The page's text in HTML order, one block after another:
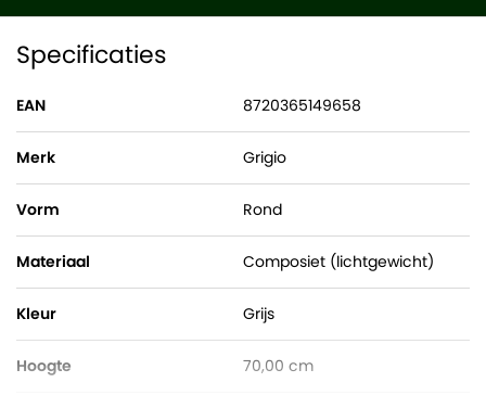
Specificaties
EAN 8720365149658
Merk Grigio
Vorm Rond
Materiaal Composiet (lichtgewicht)
Kleur Grijs
Hoogte 70,00 cm